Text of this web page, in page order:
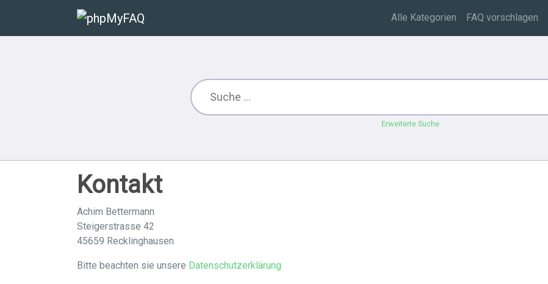
Alle Kategorien FAQ vorschlagen
Erweiterte Suche
Kontakt
Achim Bettermann
Steigerstrasse 42
45659 Recklinghausen
Bitte beachten sie unsere Datenschutzerklärung